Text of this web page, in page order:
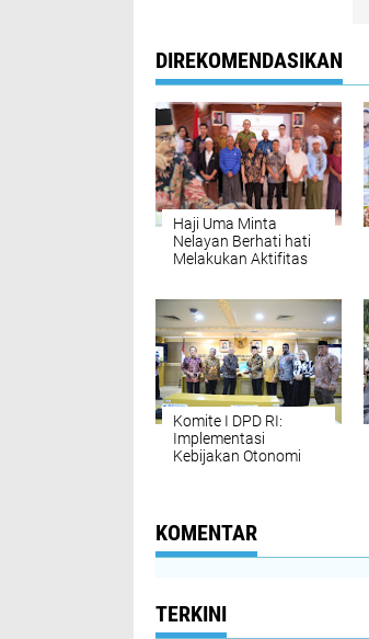
DIREKOMENDASIKAN
Haji Uma Minta
Nelayan Berhati hati
Melakukan Aktifitas
Komite I DPD RI:
Implementasi
Kebijakan Otonomi
KOMENTAR
TERKINI